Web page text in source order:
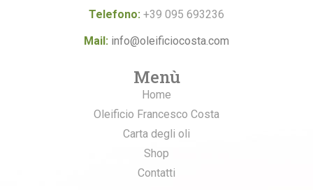
Telefono: +39 095 693236
Mail: info@oleificiocosta.com
Menù
Home
Oleificio Francesco Costa
Carta degli oli
Shop
Contatti